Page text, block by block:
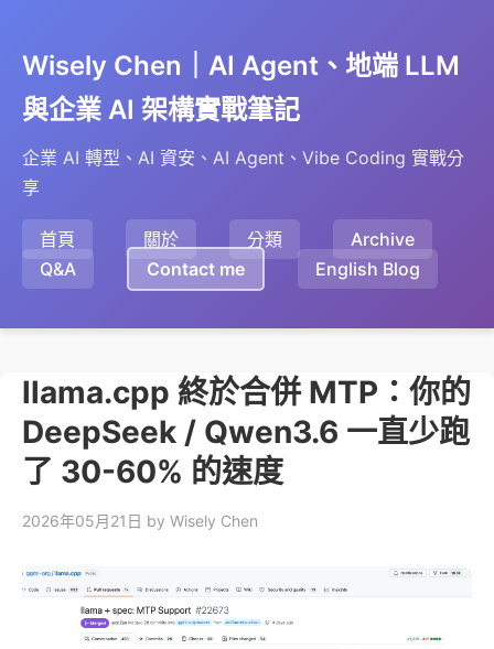
Wisely Chen｜AI Agent、地端 LLM
與企業 AI 架構實戰筆記
企業 AI 轉型、AI 資安、AI Agent、Vibe Coding 實戰分
享
首頁 關於 分類
Archive
Q&A
Contact me English Blog
llama.cpp 終於合併 MTP：你的
DeepSeek / Qwen3.6 一直少跑
了 30-60% 的速度
2026年05月21日 by Wisely Chen